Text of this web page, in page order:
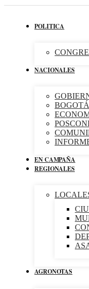
POLITICA
NACIONALES
BOGOTÁ
EN CAMPAÑA
REGIONALES
AGRONOTAS